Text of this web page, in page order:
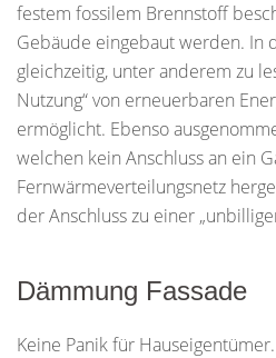
festem fossilem Brennstoff
Gebäude eingebaut werden. In
gleichzeitig, unter anderem zu
Nutzung“ von erneuerbaren
ermöglicht. Ebenso
welchen kein Anschluss an ein
Fernwärmeverteilungsnetz
der Anschluss zu einer
Dämmung Fassade
Keine Panik für